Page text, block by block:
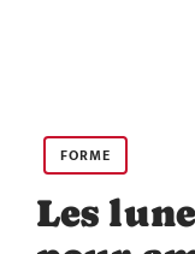
FORME
Les